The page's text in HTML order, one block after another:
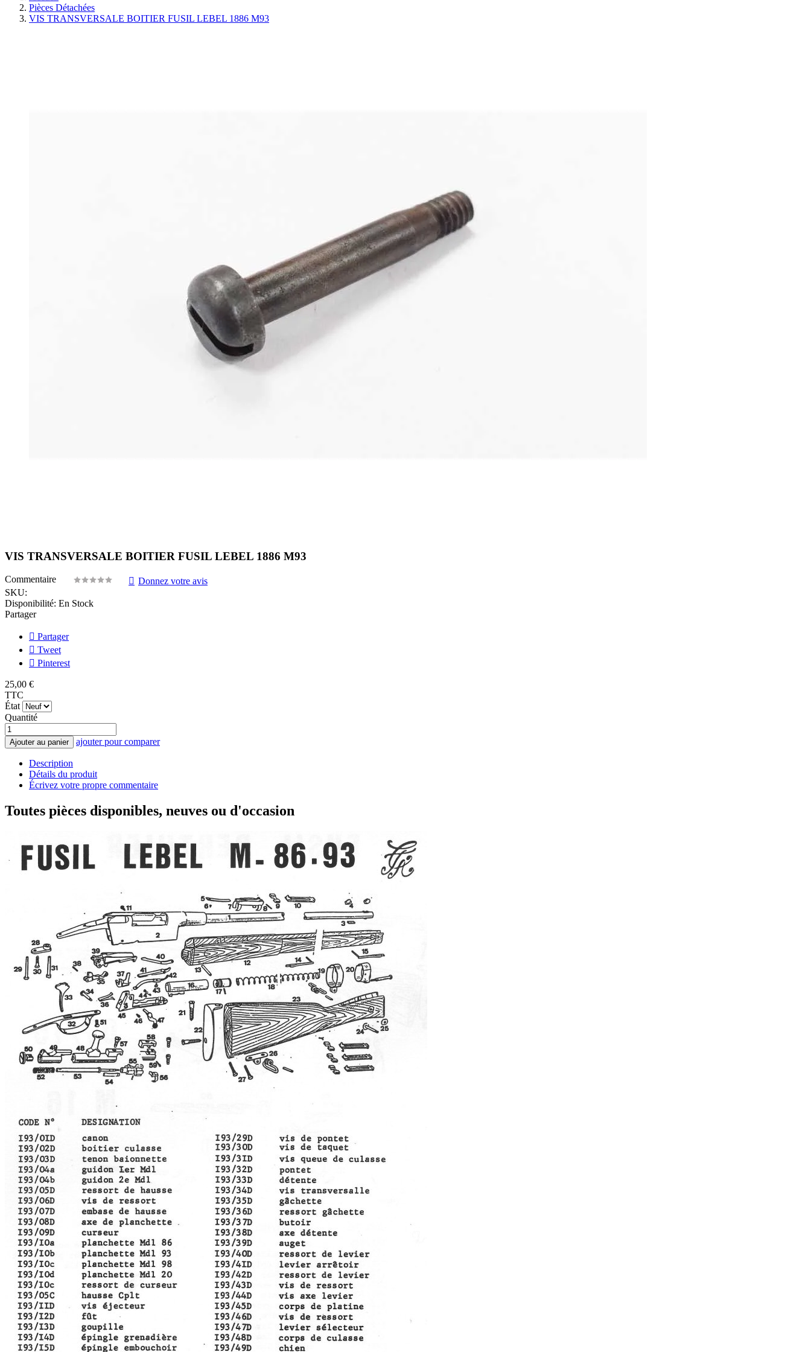
Pièces Détachées
VIS TRANSVERSALE BOITIER FUSIL LEBEL 1886 M93
VIS TRANSVERSALE BOITIER FUSIL LEBEL 1886 M93
Commentaire
Donnez votre avis
SKU:
Disponibilité: En Stock
Partager
Partager
Tweet
Pinterest
25,00 €
TTC
État
Quantité
Ajouter au panier ajouter pour comparer
Description
Détails du produit
Écrivez votre propre commentaire
Toutes pièces disponibles, neuves ou d'occasion